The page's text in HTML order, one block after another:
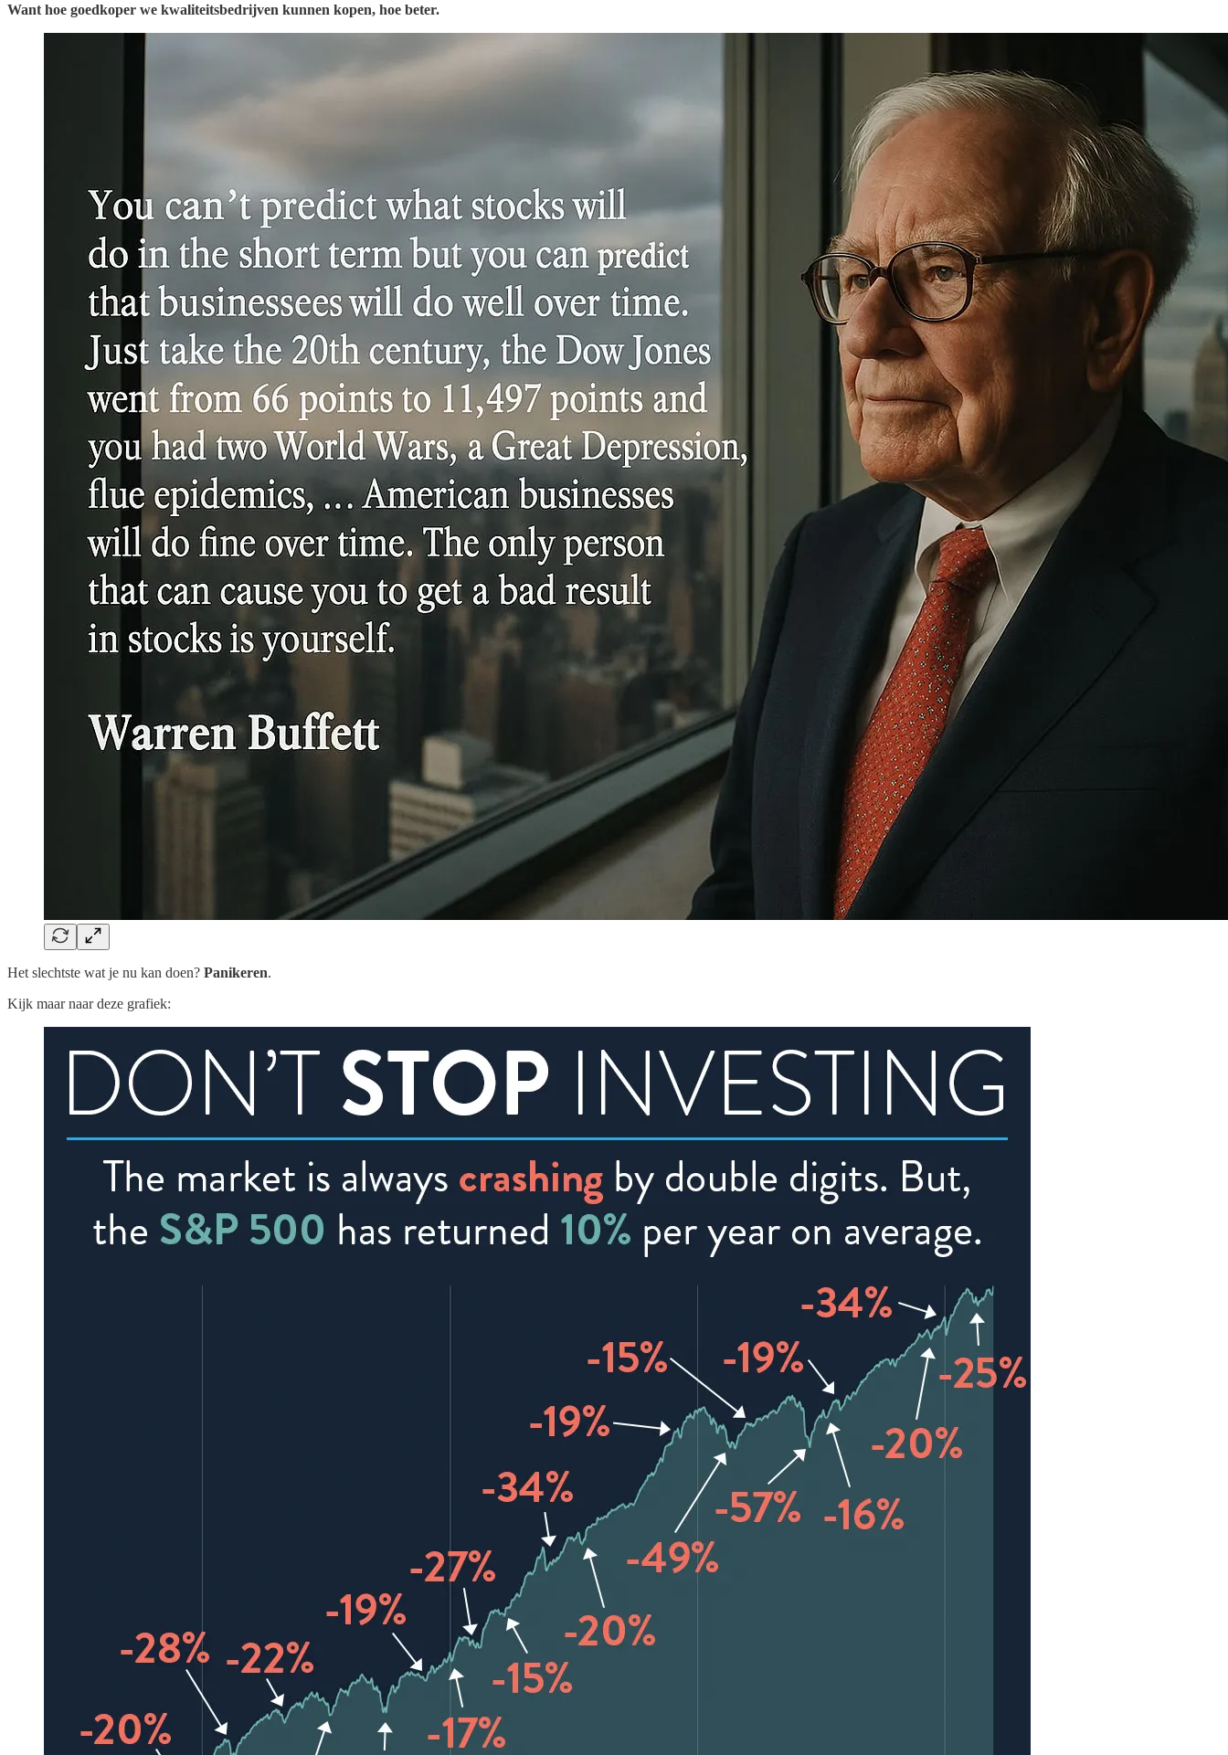
Want hoe goedkoper we kwaliteitsbedrijven kunnen kopen, hoe beter.
Het slechtste wat je nu kan doen? Panikeren.
Kijk maar naar deze grafiek: